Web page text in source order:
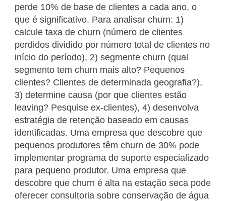
perde 10% de base de clientes a cada ano, o
que é significativo. Para analisar churn: 1)
calcule taxa de churn (número de clientes
perdidos dividido por número total de clientes no
início do período), 2) segmente churn (qual
segmento tem churn mais alto? Pequenos
clientes? Clientes de determinada geografia?),
3) determine causa (por que clientes estão
leaving? Pesquise ex-clientes), 4) desenvolva
estratégia de retenção baseado em causas
identificadas. Uma empresa que descobre que
pequenos produtores têm churn de 30% pode
implementar programa de suporte especializado
para pequeno produtor. Uma empresa que
descobre que churn é alta na estação seca pode
oferecer consultoria sobre conservação de água